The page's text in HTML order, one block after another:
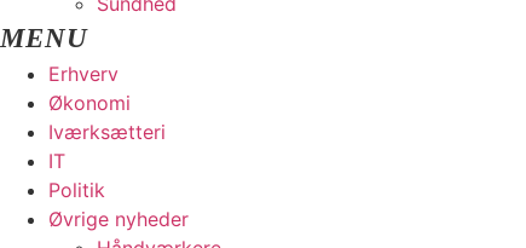
Erhverv
Økonomi
Iværksætteri
IT
Politik
Øvrige nyheder